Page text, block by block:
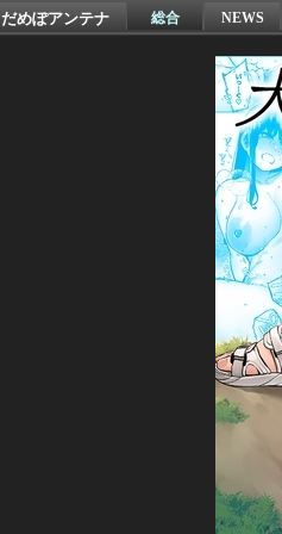
だめぽアンテナ 総合 NEWS